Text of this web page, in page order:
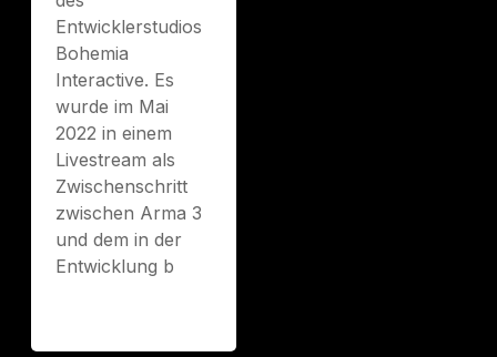
Entwicklerstudios
Bohemia
Interactive. Es
wurde im Mai
2022 in einem
Livestream als
Zwischenschritt
zwischen Arma 3
und dem in der
Entwicklung b